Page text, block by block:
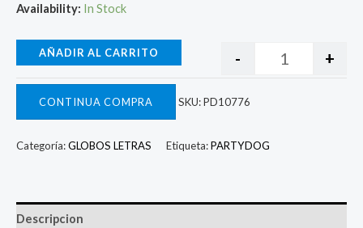
Availability: In Stock
- +
AÑADIR AL CARRITO
CONTINUA COMPRA SKU:PD10776
Categoría:GLOBOS LETRAS Etiqueta:PARTYDOG
Descripcion